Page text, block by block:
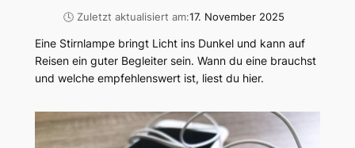
🕓 Zuletzt aktualisiert am:17. November 2025
Eine Stirnlampe bringt Licht ins Dunkel und kann auf
Reisen ein guter Begleiter sein. Wann du eine brauchst
und welche empfehlenswert ist, liest du hier.